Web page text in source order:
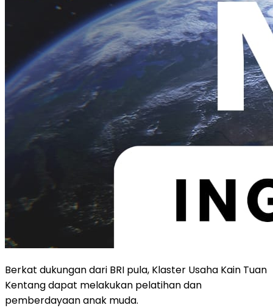
Berkat dukungan dari BRI pula, Klaster Usaha Kain Tuan
Kentang dapat melakukan pelatihan dan
pemberdayaan anak muda.